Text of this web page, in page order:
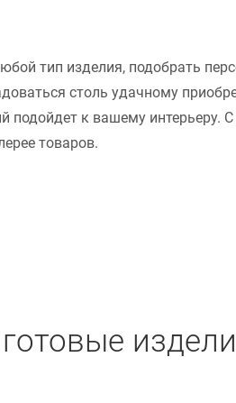
тип изделия, подобрать
столь удачному
подойдет к вашему интерьеру.
товаров.